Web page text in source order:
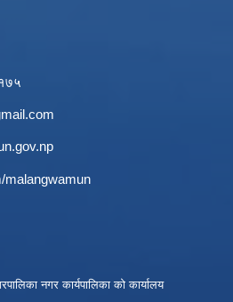
malangwamun
नगर कार्यपालिका को कार्यालय